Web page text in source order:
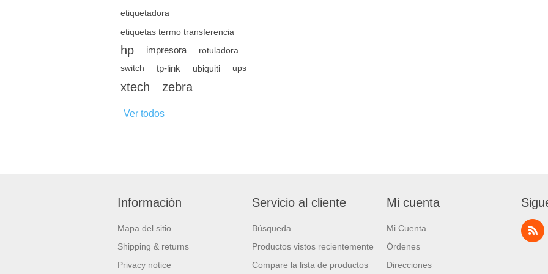
etiquetadora
etiquetas termo transferencia
hp impresora rotuladora
switch tp-link ubiquiti ups
xtech zebra
Ver todos
Información
Mapa del sitio
Shipping & returns
Privacy notice
Servicio al cliente
Búsqueda
Productos vistos recientemente
Compare la lista de productos
Mi cuenta
Mi Cuenta
Órdenes
Direcciones